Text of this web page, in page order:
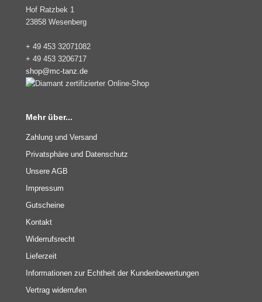
Hof Ratzbek 1
23858 Wesenberg
+ 49 453 32071082
+ 49 453 3206717
shop@mc-tanz.de
Mehr über...
Zahlung und Versand
Privatsphäre und Datenschutz
Unsere AGB
Impressum
Gutscheine
Kontakt
Widerrufsrecht
Lieferzeit
Informationen zur Echtheit der Kundenbewertungen
Vertrag widerrufen